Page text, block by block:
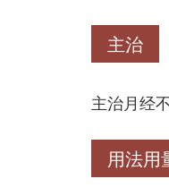
主治
主治月经
用法用